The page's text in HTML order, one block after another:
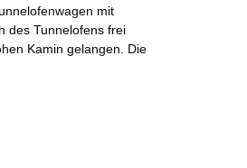
mit
des Tunnelofens frei
Kamin gelangen. Die